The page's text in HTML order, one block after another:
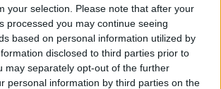
your selection. Please note that after your
processed you may continue seeing
based on personal information utilized by
disclosed to third parties prior to
may separately opt-out of the further
personal information by third parties on the